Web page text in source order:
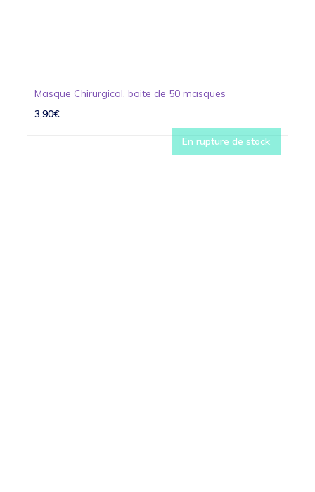
Masque Chirurgical, boite de 50 masques
3,90€
En rupture de stock